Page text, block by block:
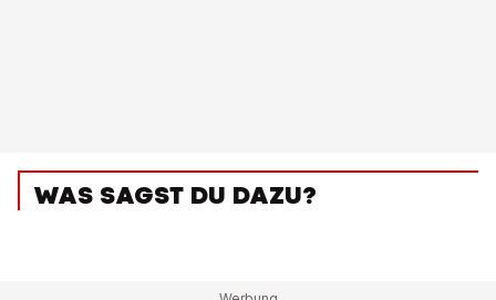
WAS SAGST DU DAZU?